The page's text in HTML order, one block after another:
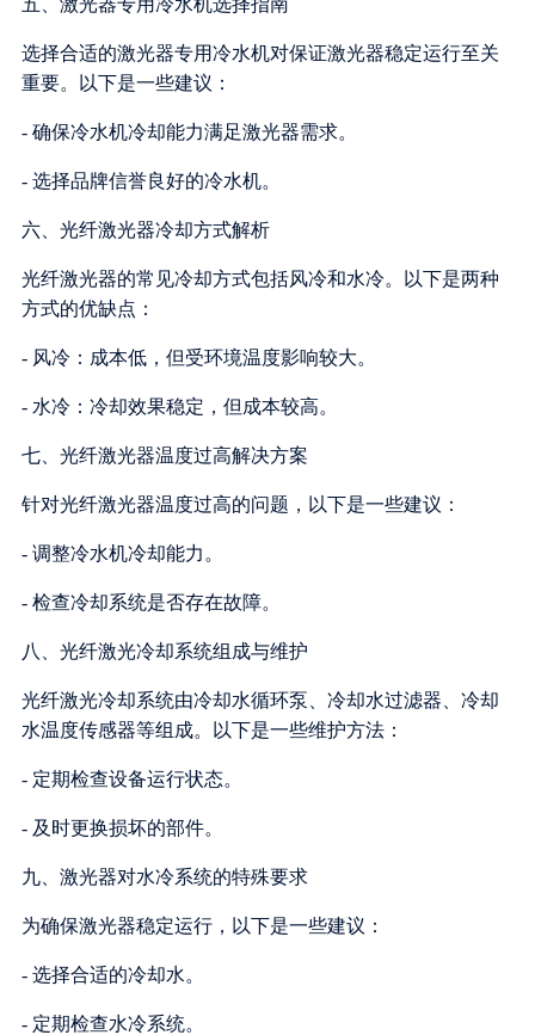
五、激光器专用冷水机选择指南
选择合适的激光器专用冷水机对保证激光器稳定运行至关
重要。以下是一些建议：
- 确保冷水机冷却能力满足激光器需求。
- 选择品牌信誉良好的冷水机。
六、光纤激光器冷却方式解析
光纤激光器的常见冷却方式包括风冷和水冷。以下是两种
方式的优缺点：
- 风冷：成本低，但受环境温度影响较大。
- 水冷：冷却效果稳定，但成本较高。
七、光纤激光器温度过高解决方案
针对光纤激光器温度过高的问题，以下是一些建议：
- 调整冷水机冷却能力。
- 检查冷却系统是否存在故障。
八、光纤激光冷却系统组成与维护
光纤激光冷却系统由冷却水循环泵、冷却水过滤器、冷却
水温度传感器等组成。以下是一些维护方法：
- 定期检查设备运行状态。
- 及时更换损坏的部件。
九、激光器对水冷系统的特殊要求
为确保激光器稳定运行，以下是一些建议：
- 选择合适的冷却水。
- 定期检查水冷系统。